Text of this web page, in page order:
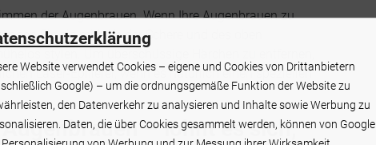
der Augenbrauen. Wenn Ihre Augenbrauen zu
Sie sie mithilfe der Schere und des oben
stylen. Um überschüssige Härchen zu entfernen,
Laser-Epilierer, wenn es natürlich einen speziellen
– lohnt es sich,
Website verwendet Cookies – eigene und Cookies von Drittanbietern
Google) – um die ordnungsgemäße Funktion der Website zu
den Datenverkehr zu analysieren und Inhalte sowie Werbung zu
Daten, die über Cookies gesammelt werden, können von Google